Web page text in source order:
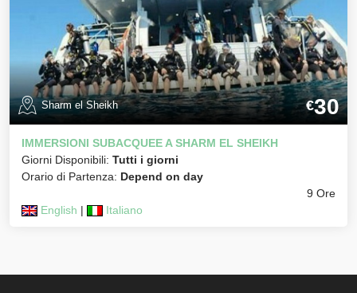
Sharm el Sheikh €30
IMMERSIONI SUBACQUEE A SHARM EL SHEIKH
Giorni Disponibili: Tutti i giorni
Orario di Partenza: Depend on day
9 Ore
English | Italiano